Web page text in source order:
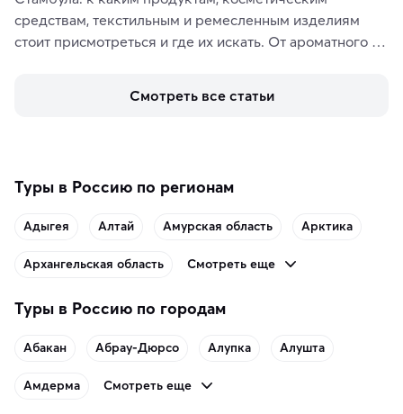
средствам, текстильным и ремесленным изделиям
стоит присмотреться и где их искать. От ароматного
аутентичных лавках — в подарок близким или себе на
Смотреть все статьи
Туры в Россию по регионам
Адыгея Алтай Амурская область Арктика
Архангельская область Смотреть еще
Туры в Россию по городам
Абакан Абрау-Дюрсо Алупка Алушта
Амдерма Смотреть еще